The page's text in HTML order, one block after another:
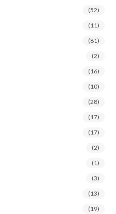
(52)
(11)
(81)
(2)
(16)
(10)
(28)
(17)
(17)
(2)
(1)
(3)
(13)
(19)